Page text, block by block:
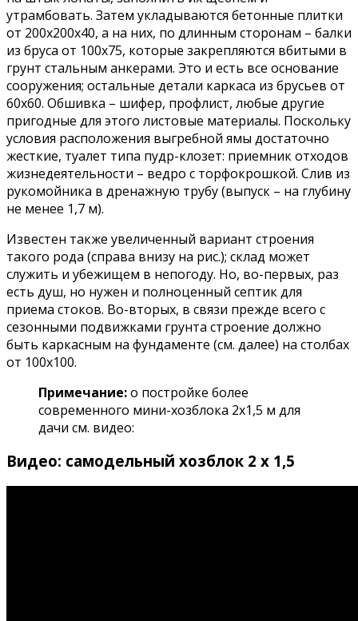
утрамбовать. Затем укладываются бетонные плитки
от 200х200х40, а на них, по длинным сторонам – балки
из бруса от 100х75, которые закрепляются вбитыми в
грунт стальным анкерами. Это и есть все основание
сооружения; остальные детали каркаса из брусьев от
60х60. Обшивка – шифер, профлист, любые другие
пригодные для этого листовые материалы. Поскольку
условия расположения выгребной ямы достаточно
жесткие, туалет типа пудр-клозет: приемник отходов
жизнедеятельности – ведро с торфокрошкой. Слив из
рукомойника в дренажную трубу (выпуск – на глубину
не менее 1,7 м).
Известен также увеличенный вариант строения
такого рода (справа внизу на рис.); склад может
служить и убежищем в непогоду. Но, во-первых, раз
есть душ, но нужен и полноценный септик для
приема стоков. Во-вторых, в связи прежде всего с
сезонными подвижками грунта строение должно
быть каркасным на фундаменте (см. далее) на столбах
от 100х100.
Примечание:о постройке более
современного мини-хозблока 2х1,5 м для
дачи см. видео:
Видео: самодельный хозблок 2 х 1,5